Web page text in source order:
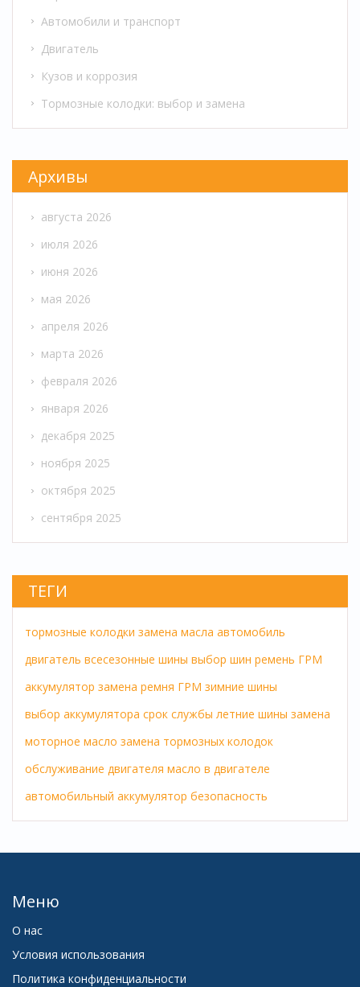
Автомобили и транспорт
Двигатель
Кузов и коррозия
Тормозные колодки: выбор и замена
Архивы
августа 2026
июля 2026
июня 2026
мая 2026
апреля 2026
марта 2026
февраля 2026
января 2026
декабря 2025
ноября 2025
октября 2025
сентября 2025
ТЕГИ
тормозные колодки замена масла автомобиль
двигатель всесезонные шины выбор шин ремень ГРМ
аккумулятор замена ремня ГРМ зимние шины
выбор аккумулятора срок службы летние шины замена
моторное масло замена тормозных колодок
обслуживание двигателя масло в двигателе
автомобильный аккумулятор безопасность
Меню
О нас
Условия использования
Политика конфиденциальности